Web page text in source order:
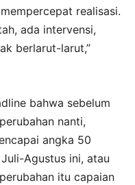
realisasi.
ada intervensi,
berlarut-larut,”
bahwa sebelum
nanti,
angka 50
Agustus ini, atau
itu capaian